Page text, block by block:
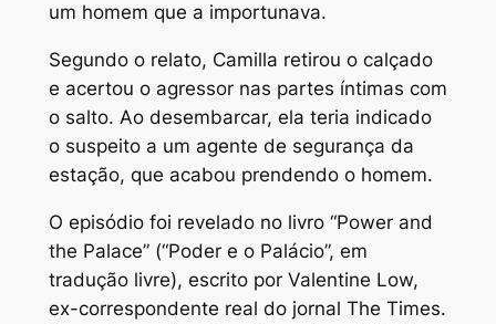
um homem que a importunava.
Segundo o relato, Camilla retirou o calçado
e acertou o agressor nas partes íntimas com
o salto. Ao desembarcar, ela teria indicado
o suspeito a um agente de segurança da
estação, que acabou prendendo o homem.
O episódio foi revelado no livro “Power and
the Palace” (“Poder e o Palácio”, em
tradução livre), escrito por Valentine Low,
ex-correspondente real do jornal The Times.